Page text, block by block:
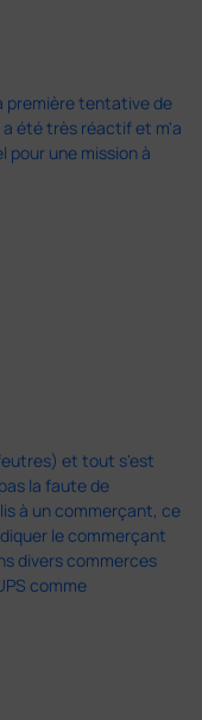
première tentative de
été très réactif et m'a
pour une mission à
et tout s'est
la faute de
à un commerçant, ce
le commerçant
divers commerces
comme